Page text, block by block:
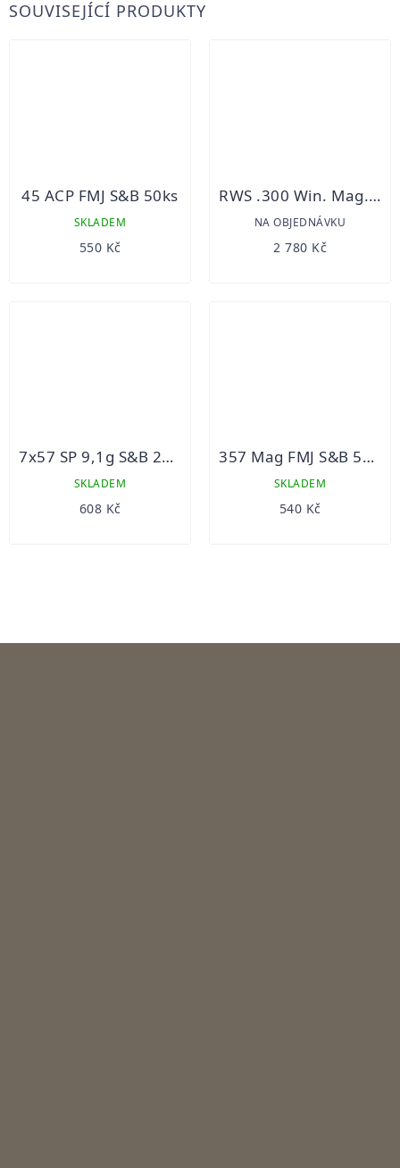
SOUVISEJÍCÍ PRODUKTY
45 ACP FMJ S&B 50ks
SKLADEM
550 Kč
RWS .300 Win. Mag., EVO 11,9 g/20 ks
NA OBJEDNÁVKU
2 780 Kč
7x57 SP 9,1g S&B 20ks
SKLADEM
608 Kč
357 Mag FMJ S&B 50ks
SKLADEM
540 Kč